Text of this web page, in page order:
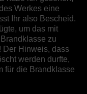
Werkes eine
Ihr also Bescheid.
um das mit
zu
Der Hinweis, dass
werden durfte,
für die Brandklasse